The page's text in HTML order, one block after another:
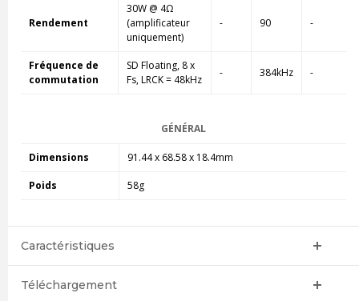
Rendement
30W @ 4Ω
(amplificateur
uniquement)
- 90 -
Fréquence de
commutation
SD Floating, 8 x
Fs, LRCK = 48kHz
- 384kHz -
GÉNÉRAL
Dimensions 91.44 x 68.58 x 18.4mm
Poids 58g
Caractéristiques
Téléchargement